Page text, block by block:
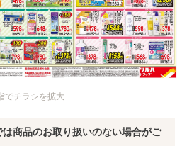
でチラシを拡大
商品のお取り扱いのない場合がご